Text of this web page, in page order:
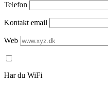
Telefon
Kontakt email
Web
Har du WiFi